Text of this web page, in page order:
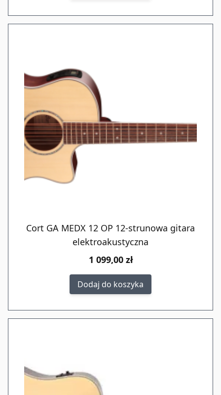
Cort GA MEDX 12 OP 12-strunowa gitara
elektroakustyczna
1 099,00 zł
Dodaj do koszyka